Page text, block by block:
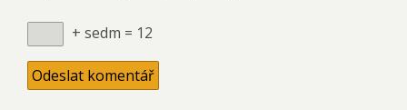
+ sedm = 12